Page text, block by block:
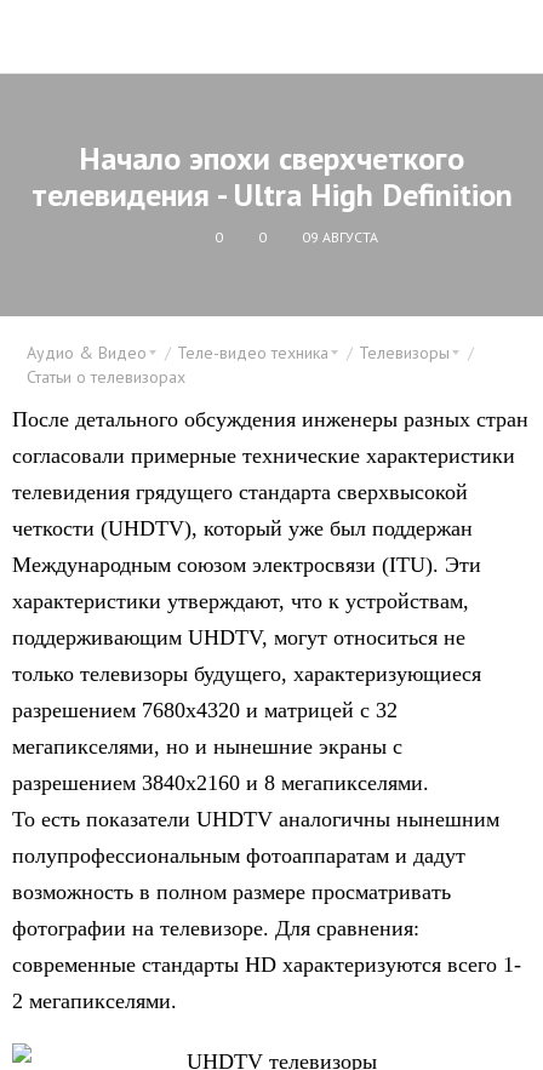
Начало эпохи сверхчеткого
телевидения - Ultra High Definition
0 0 09 АВГУСТА
Аудио & Видео Теле-видео техника
Телевизоры
Статьи о телевизорах
После детального обсуждения инженеры разных стран
согласовали примерные технические характеристики
телевидения грядущего стандарта сверхвысокой
четкости (UHDTV), который уже был поддержан
Международным союзом электросвязи (ITU). Эти
характеристики утверждают, что к устройствам,
поддерживающим UHDTV, могут относиться не
только телевизоры будущего, характеризующиеся
разрешением 7680x4320 и матрицей с 32
мегапикселями, но и нынешние экраны с
разрешением 3840x2160 и 8 мегапикселями.
То есть показатели UHDTV аналогичны нынешним
полупрофессиональным фотоаппаратам и дадут
возможность в полном размере просматривать
фотографии на телевизоре. Для сравнения:
современные стандарты HD характеризуются всего 1-
2 мегапикселями.